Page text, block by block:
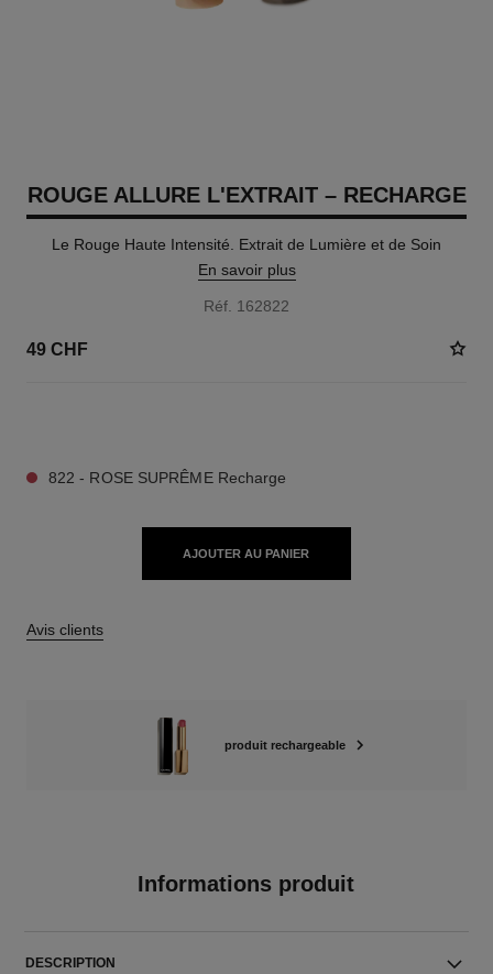
ROUGE ALLURE L'EXTRAIT – RECHARGE
Le Rouge Haute Intensité. Extrait de Lumière et de Soin
En savoir plus
Réf. 162822
49 CHF
822 - ROSE SUPRÊME Recharge
AJOUTER AU PANIER
Avis clients
produit rechargeable
Informations produit
DESCRIPTION